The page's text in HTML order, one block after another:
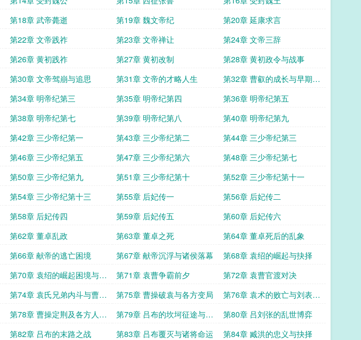
第18章 武帝薨逝 第19章 魏文帝纪
第20章 延康求言
第22章 文帝践祚 第23章 文帝禅让
第24章 文帝三辞
第26章 黄初践祚 第27章 黄初改制
第28章 黄初政令与战事
第30章 文帝驾崩与追思 第31章 文帝的才略人生
第32章 曹叡的成长与早期统
治
第34章 明帝纪第三 第35章 明帝纪第四
第36章 明帝纪第五
第38章 明帝纪第七 第39章 明帝纪第八
第40章 明帝纪第九
第42章 三少帝纪第一 第43章 三少帝纪第二
第44章 三少帝纪第三
第46章 三少帝纪第五 第47章 三少帝纪第六
第48章 三少帝纪第七
第50章 三少帝纪第九 第51章 三少帝纪第十
第52章 三少帝纪第十一
第54章 三少帝纪第十三 第55章 后妃传一
第56章 后妃传二
第58章 后妃传四 第59章 后妃传五
第60章 后妃传六
第62章 董卓乱政 第63章 董卓之死
第64章 董卓死后的乱象
第66章 献帝的逃亡困境 第67章 献帝沉浮与诸侯落幕
第68章 袁绍的崛起与抉择
第70章 袁绍的崛起困境与错
失良机
第71章 袁曹争霸前夕
第72章 袁曹官渡对决
第74章 袁氏兄弟内斗与曹操
的机遇
第75章 曹操破袁与各方变局
第76章 袁术的败亡与刘表的
荆州
第78章 曹操定荆及各方人物
结局
第79章 吕布的坎坷征途与张
邈的义举
第80章 吕刘张的乱世博弈
第82章 吕布的末路之战 第83章 吕布覆灭与诸将命运
第84章 臧洪的忠义与抉择